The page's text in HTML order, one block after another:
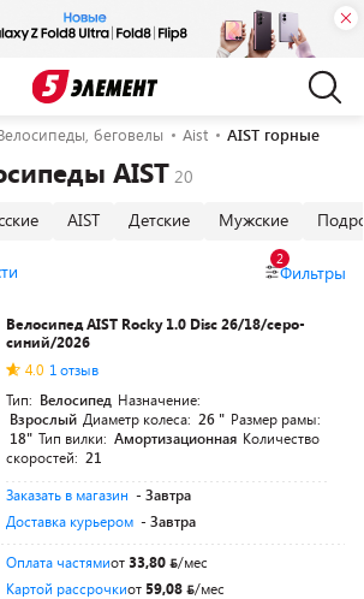
беговелы Aist AIST горные
AIST
AIST Детские Мужские
Фильтры
2
Велосипед AIST Rocky 1.0 Disc 26/18/серо-
синий/2026
4.0 1 отзыв
Тип: Велосипед Назначение:
Взрослый Диаметр колеса: 26 " Размер рамы:
18" Тип вилки: Амортизационная Количество
скоростей: 21
Заказать в магазин - Завтра
Доставка курьером - Завтра
Оплата частямиот33,80
/мес
Картой рассрочкиот 59,08 /мес